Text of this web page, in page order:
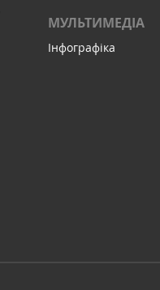
МУЛЬТИМЕДІА
Інфографіка